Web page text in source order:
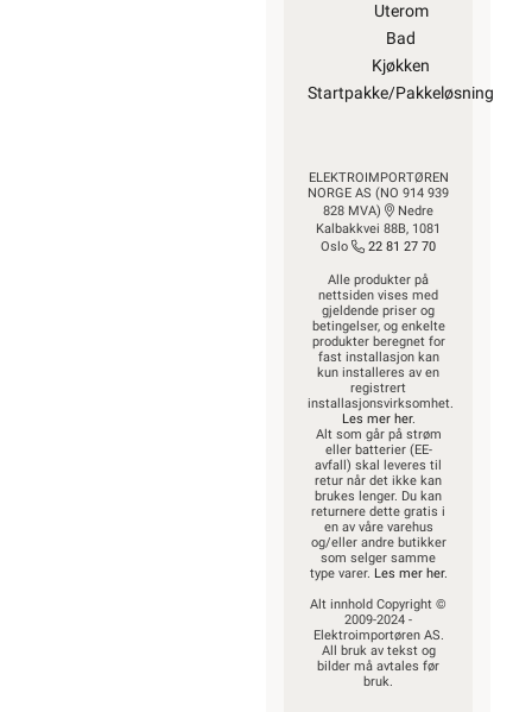
Uterom
Bad
Kjøkken
Startpakke/Pakkeløsning
ELEKTROIMPORTØREN
NORGE AS (NO 914 939
828 MVA)
Nedre
Kalbakkvei 88B, 1081
Oslo
22 81 27 70
Alle produkter på
nettsiden vises med
gjeldende priser og
betingelser, og enkelte
produkter beregnet for
fast installasjon kan
kun installeres av en
registrert
installasjonsvirksomhet.
Les mer her.
Alt som går på strøm
eller batterier (EE-
avfall) skal leveres til
retur når det ikke kan
brukes lenger. Du kan
returnere dette gratis i
en av våre varehus
og/eller andre butikker
som selger samme
type varer. Les mer her.
Alt innhold Copyright ©
2009-2024 -
Elektroimportøren AS.
All bruk av tekst og
bilder må avtales før
bruk.